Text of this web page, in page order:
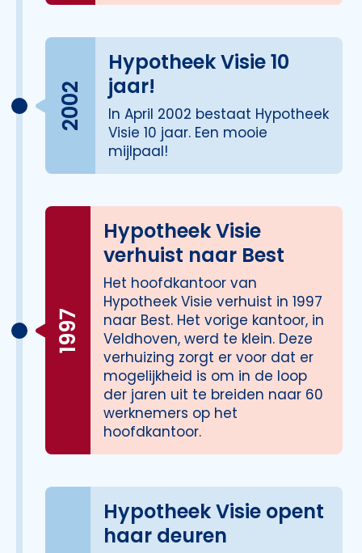
Hypotheek Visie 10
jaar!
In April 2002 bestaat Hypotheek
Visie 10 jaar. Een mooie
mijlpaal!
2002
Hypotheek Visie
verhuist naar Best
Het hoofdkantoor van
Hypotheek Visie verhuist in 1997
naar Best. Het vorige kantoor, in
Veldhoven, werd te klein. Deze
verhuizing zorgt er voor dat er
mogelijkheid is om in de loop
der jaren uit te breiden naar 60
werknemers op het
hoofdkantoor.
1997
Hypotheek Visie opent
haar deuren